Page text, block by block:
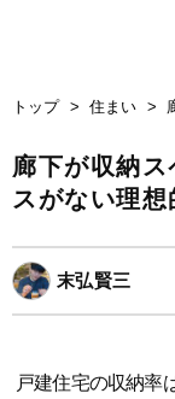
トップ 住まい
廊下が収納
スがない理
末弘賢三
戸建住宅の収納率